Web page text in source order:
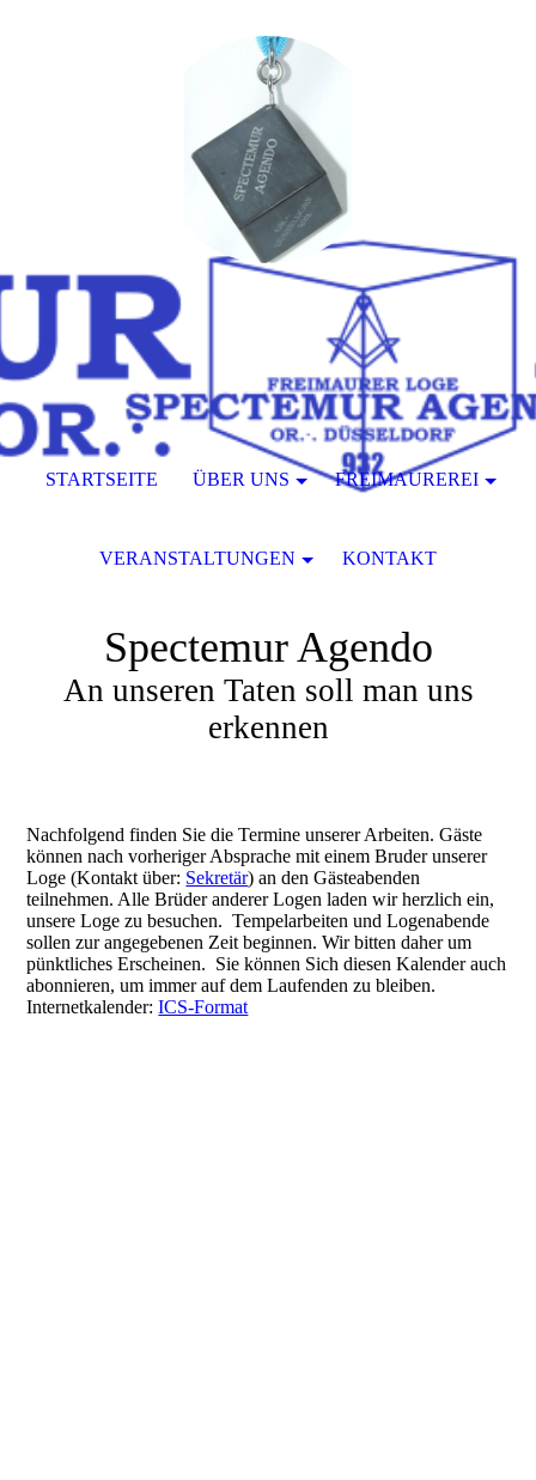
Spectemur Agendo
An unseren Taten soll man uns
erkennen
Nachfolgend finden Sie die Termine unserer Arbeiten. Gäste
können nach vorheriger Absprache mit einem Bruder unserer
Loge (Kontakt über: Sekretär) an den Gästeabenden
teilnehmen. Alle Brüder anderer Logen laden wir herzlich ein,
unsere Loge zu besuchen. Tempelarbeiten und Logenabende
sollen zur angegebenen Zeit beginnen. Wir bitten daher um
pünktliches Erscheinen. Sie können Sich diesen Kalender auch
abonnieren, um immer auf dem Laufenden zu bleiben.
Internetkalender:ICS-Format
STARTSEITE ÜBER UNS FREIMAUREREI
VERANSTALTUNGEN KONTAKT